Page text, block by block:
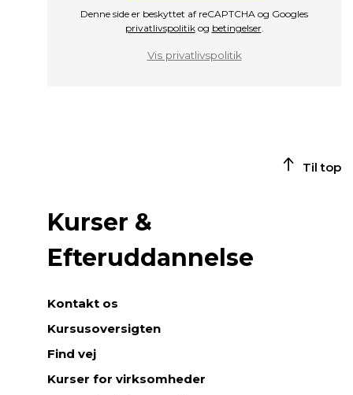
Denne side er beskyttet af reCAPTCHA og Googles
privatlivspolitikog betingelser.
Vis privatlivspolitik
Til top
Kurser &
Efteruddannelse
Kontakt os
Kursusoversigten
Find vej
Kurser for virksomheder